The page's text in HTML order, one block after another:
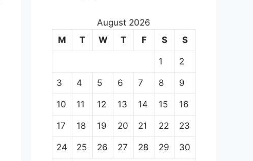
August 2026
M
T W T F S S
1 2
3 4 5 6 7 8 9
10 11 12 13 14 15 16
17 18 19 20 21 22 23
24 25 26 27 28 29 30